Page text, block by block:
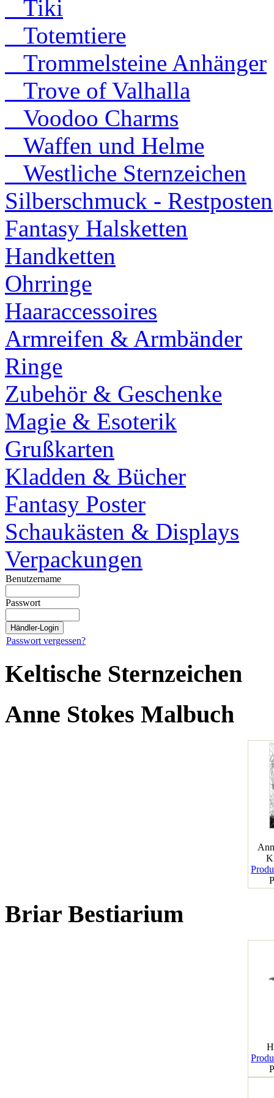
Tiki
Totemtiere
Trommelsteine Anhänger
Trove of Valhalla
Voodoo Charms
Waffen und Helme
Westliche Sternzeichen
Silberschmuck - Restposten
Fantasy Halsketten
Handketten
Ohrringe
Haaraccessoires
Armreifen & Armbänder
Ringe
Zubehör & Geschenke
Magie & Esoterik
Grußkarten
Kladden & Bücher
Fantasy Poster
Schaukästen & Displays
Verpackungen
Benutzername
Passwort
Passwort vergessen?
Keltische Sternzeichen
Anne Stokes Malbuch
Briar Bestiarium